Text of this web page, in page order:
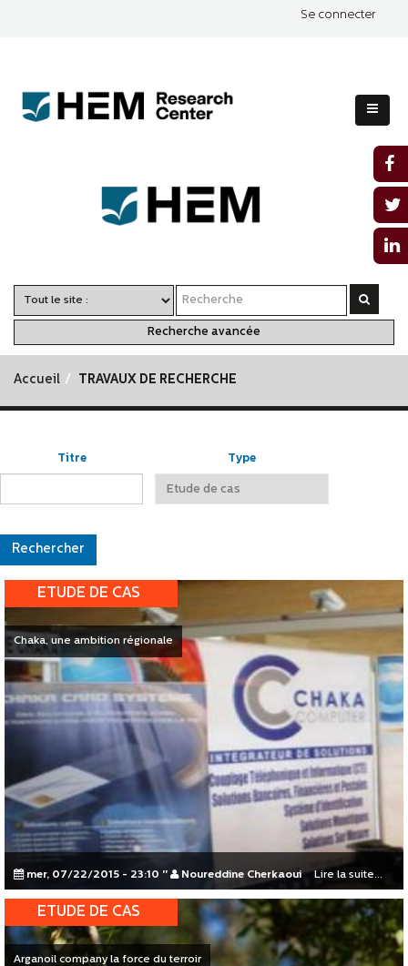
Se connecter
Recherche avancée
Accueil TRAVAUX DE RECHERCHE
Titre Type
Chaka, une ambition régionale
ETUDE DE CAS
mer, 07/22/2015 - 23:10 " Noureddine Cherkaoui Lire la suite...
Arganoil company la force du terroir
ETUDE DE CAS